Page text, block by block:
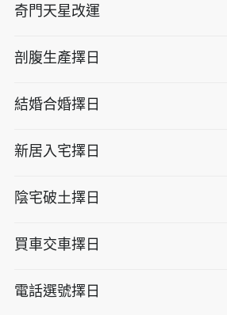
奇門天星改運
剖腹生產擇日
結婚合婚擇日
新居入宅擇日
陰宅破土擇日
買車交車擇日
電話選號擇日